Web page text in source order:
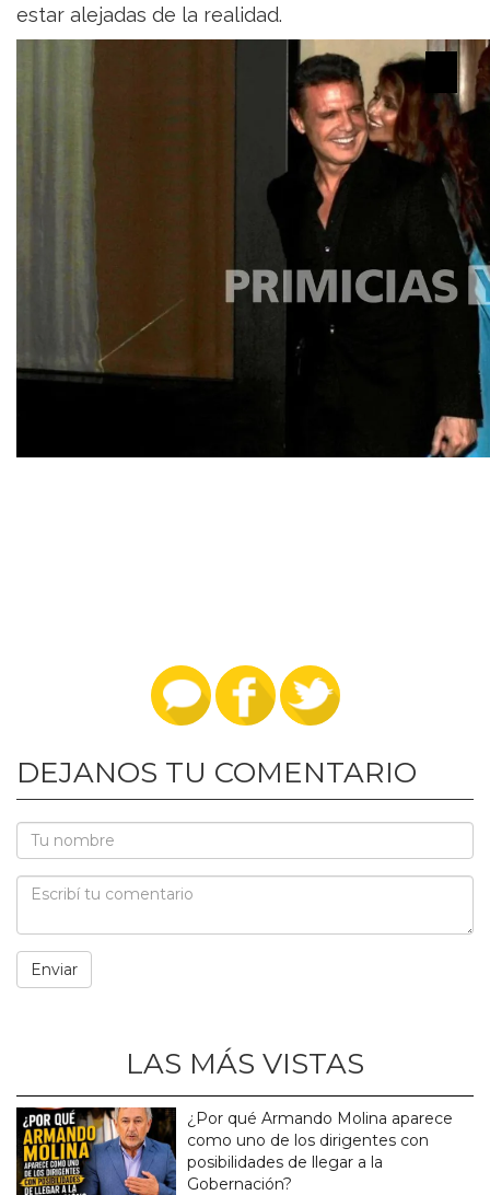
estar alejadas de la realidad.
DEJANOS TU COMENTARIO
LAS MÁS VISTAS
¿Por qué Armando Molina aparece
como uno de los dirigentes con
posibilidades de llegar a la
Gobernación?